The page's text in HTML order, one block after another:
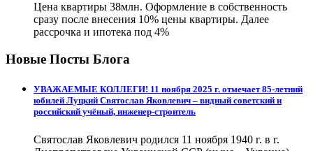
Цена квартиры 38млн. Оформление в собственность
сразу после внесения 10% цены квартиры. Далее
рассрочка и ипотека под 4%
Новые Посты Блога
УВАЖАЕМЫЕ КОЛЛЕГИ! 11 ноября 2025 г. отмечает 85-летний
юбилей Луцкий Святослав Яковлевич – видный советский и
российский учёный, инженер-строитель
Святослав Яковлевич родился 11 ноября 1940 г. в г.